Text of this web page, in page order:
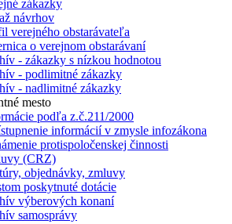
zákazky
návrhov
verejného obstarávateľa
o verejnom obstarávaní
- zákazky s nízkou hodnotou
- podlimitné zákazky
- nadlimitné zákazky
mesto
podľa z.č.211/2000
informácií v zmysle infozákona
protispoločenskej činnosti
(CRZ)
objednávky, zmluvy
poskytnuté dotácie
výberových konaní
samosprávy